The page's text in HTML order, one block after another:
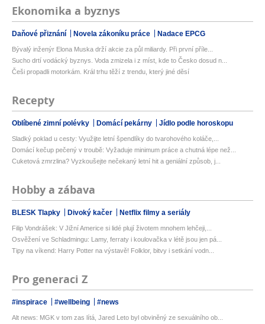
Ekonomika a byznys
Daňové přiznání Novela zákoníku práce Nadace EPCG
Bývalý inženýr Elona Muska drží akcie za půl miliardy. Při první příle...
Sucho drtí vodácký byznys. Voda zmizela i z míst, kde to Česko dosud n...
Češi propadli motorkám. Král trhu těží z trendu, který jiné děsí
Recepty
Oblíbené zimní polévky Domácí pekárny Jídlo podle horoskopu
Sladký poklad u cesty: Využijte letní špendlíky do tvarohového koláče,...
Domácí kečup pečený v troubě: Vyžaduje minimum práce a chutná lépe než...
Cuketová zmrzlina? Vyzkoušejte nečekaný letní hit a geniální způsob, j...
Hobby a zábava
BLESK Tlapky Divoký kačer Netflix filmy a seriály
Filip Vondrášek: V Jižní Americe si lidé plují životem mnohem lehčeji,...
Osvěžení ve Schladmingu: Lamy, ferraty i koulovačka v létě jsou jen pá...
Tipy na víkend: Harry Potter na výstavě! Folklor, bitvy i setkání vodn...
Pro generaci Z
#inspirace #wellbeing #news
Alt news: MGK v tom zas lítá, Jared Leto byl obviněný ze sexuálního ob...